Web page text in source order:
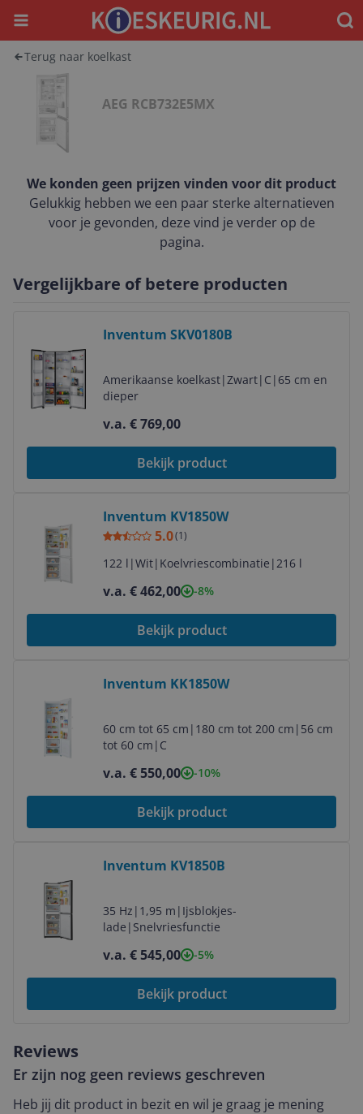
Menu
Terug naar koelkast
AEG RCB732E5MX
We konden geen prijzen vinden voor dit product
Gelukkig hebben we een paar sterke alternatieven
voor je gevonden, deze vind je verder op de
pagina.
Vergelijkbare of betere producten
Inventum SKV0180B
Amerikaanse koelkast|Zwart| C | 65 cm en
dieper
v.a. € 769,00
Bekijk product
Inventum KV1850W
5.0(1)
122 l |Wit| Koelvriescombinatie |216 l
v.a. € 462,00 -8%
Bekijk product
Inventum KK1850W
60 cm tot 65 cm | 180 cm tot 200 cm | 56 cm
tot 60 cm | C
v.a. € 550,00 -10%
Bekijk product
Inventum KV1850B
35 Hz | 1,95 m | Ijsblokjes-
lade | Snelvriesfunctie
v.a. € 545,00 -5%
Bekijk product
Reviews
Er zijn nog geen reviews geschreven
Heb jij dit product in bezit en wil je graag je mening